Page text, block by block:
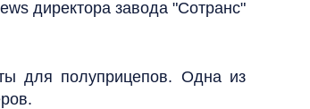
директора завода "Сотранс"
для полуприцепов. Одна из